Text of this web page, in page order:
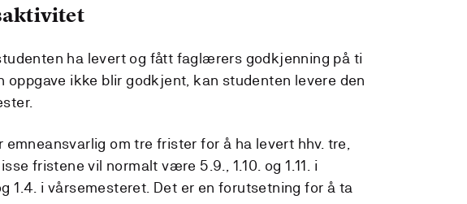
ha levert og fått faglærers godkjenning på ti
oppgave ikke blir godkjent, kan studenten levere den
om tre frister for å ha levert hhv. tre,
fristene vil normalt være 5.9., 1.10. og 1.11. i
1.4. i vårsemesteret. Det er en forutsetning for å ta